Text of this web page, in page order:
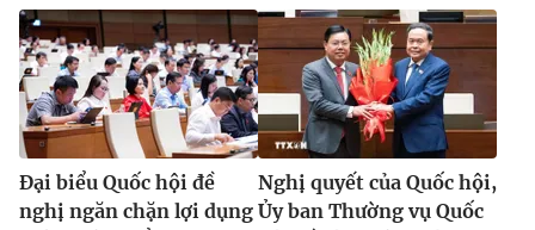
Đại biểu Quốc hội đề
nghị ngăn chặn lợi dụng
Nghị quyết của Quốc hội,
Ủy ban Thường vụ Quốc